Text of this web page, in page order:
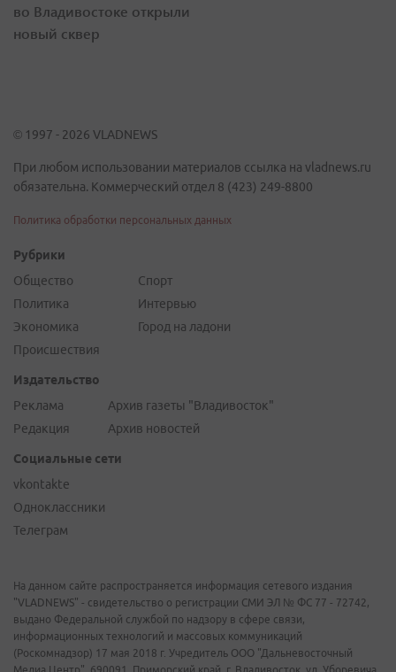
во Владивостоке открыли
новый сквер
© 1997 - 2026 VLADNEWS
При любом использовании материалов ссылка на vladnews.ru
обязательна. Коммерческий отдел 8 (423) 249-8800
Политика обработки персональных данных
Рубрики
Общество
Политика
Экономика
Происшествия
Спорт
Интервью
Город на ладони
Издательство
Реклама
Редакция
Архив газеты "Владивосток"
Архив новостей
Социальные сети
vkontakte
Одноклассники
Телеграм
На данном сайте распространяется информация сетевого издания
"VLADNEWS" - свидетельство о регистрации СМИ ЭЛ № ФС 77 - 72742,
выдано Федеральной службой по надзору в сфере связи,
информационных технологий и массовых коммуникаций
(Роскомнадзор) 17 мая 2018 г. Учредитель ООО "Дальневосточный